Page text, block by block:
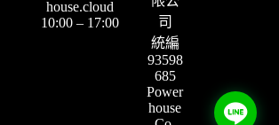
司
統編
93598
685
Power
house
house.cloud
10:00 – 17:00